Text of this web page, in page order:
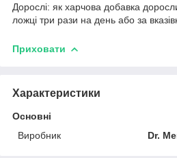
Дорослі: як харчова добавка
ложці три рази на день або за
Приховати
Характеристики
Основні
Виробник
Dr.